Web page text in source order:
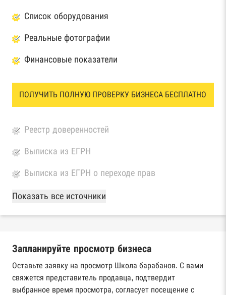
Список оборудования
Реальные фотографии
Финансовые показатели
ПОЛУЧИТЬ ПОЛНУЮ ПРОВЕРКУ БИЗНЕСА БЕСПЛАТНО
Реестр доверенностей
Выписка из ЕГРН
Выписка из ЕГРН о переходе прав
База Росстата
Реестры ЕГРЮЛ и ЕГРИП Федеральной
Реестр государственных контрактов
Федерального казначейства
Картотека арбитражных дел Высшего
Показать все источники
Запланируйте просмотр бизнеса
Оставьте заявку на просмотр Школа барабанов. С вами
свяжется представитель продавца, подтвердит
выбранное время просмотра, согласует посещение с